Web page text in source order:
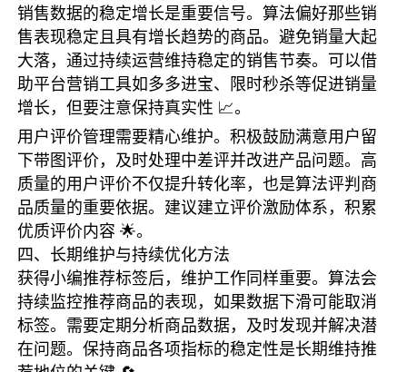
销售数据的稳定增长是重要信号。算法偏好那些销
售表现稳定且具有增长趋势的商品。避免销量大起
大落，通过持续运营维持稳定的销售节奏。可以借
助平台营销工具如多多进宝、限时秒杀等促进销量
增长，但要注意保持真实性 📈。
用户评价管理需要精心维护。积极鼓励满意用户留
下带图评价，及时处理中差评并改进产品问题。高
质量的用户评价不仅提升转化率，也是算法评判商
品质量的重要依据。建议建立评价激励体系，积累
优质评价内容 🌟。
四、长期维护与持续优化方法
获得小编推荐标签后，维护工作同样重要。算法会
持续监控推荐商品的表现，如果数据下滑可能取消
标签。需要定期分析商品数据，及时发现并解决潜
在问题。保持商品各项指标的稳定性是长期维持推